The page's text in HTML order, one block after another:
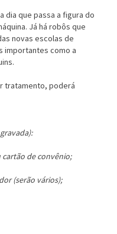
dia que passa a figura do
Já há robôs que
novas escolas de
importantes como a
tratamento, poder
cartão de convênio;
(serão vários);